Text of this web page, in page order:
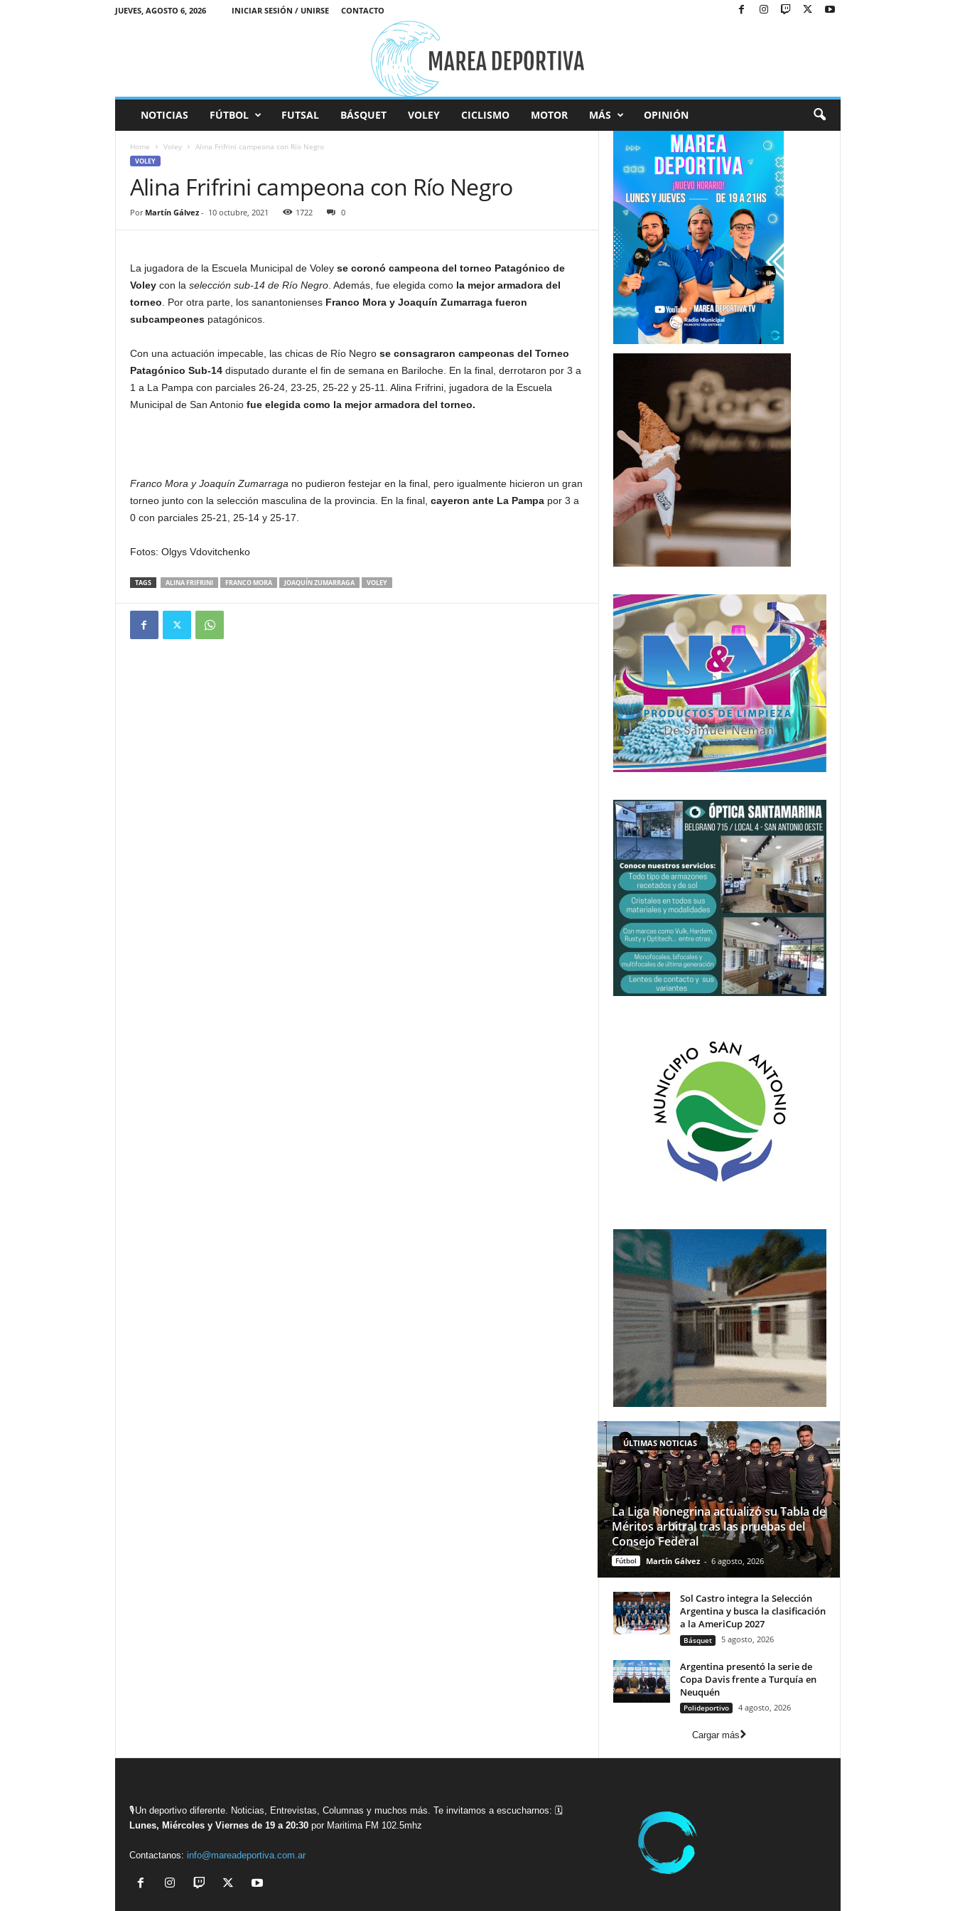
JUEVES, AGOSTO 6, 2026 INICIAR SESIÓN / UNIRSE CONTACTO
r
NOTICIAS FÚTBOL FUTSAL BÁSQUET VOLEY CICLISMO MOTOR MÁS OPINIÓN
Home Voley Alina Frifrini campeona con Río Negro
VOLEY
Alina Frifrini campeona con Río Negro
Por Martín Gálvez- 10 octubre, 2021 1722 0
La jugadora de la Escuela Municipal de Voley se coronó campeona del torneo Patagónico de
Voleycon la selección sub-14 de Río Negro. Además, fue elegida como la mejor armadora del
torneo . Por otra parte, los sanantonienses Franco Mora y Joaquín Zumarraga fueron
subcampeonespatagónicos.
Con una actuación impecable, las chicas de Río Negro se consagraron campeonas del Torneo
Patagónico Sub-14disputado durante el fin de semana en Bariloche. En la final, derrotaron por 3 a
1 a La Pampa con parciales 26-24, 23-25, 25-22 y 25-11. Alina Frifrini, jugadora de la Escuela
Municipal de San Antonio fue elegida como la mejor armadora del torneo.
Franco Mora y Joaquín Zumarraga no pudieron festejar en la final, pero igualmente hicieron un gran
torneo junto con la selección masculina de la provincia. En la final, cayeron ante La Pampapor 3 a
0 con parciales 25-21, 25-14 y 25-17.
Fotos: Olgys Vdovitchenko
TAGS ALINA FRIFRINI FRANCO MORA JOAQUÍN ZUMARRAGA VOLEY
ÚLTIMAS NOTICIAS
La Liga Rionegrina actualizó su Tabla de
Méritos arbitral tras las pruebas del
Consejo Federal
Fútbol Martín Gálvez - 6 agosto, 2026
Sol Castro integra la Selección
Argentina y busca la clasificación
a la AmeriCup 2027
Básquet 5 agosto, 2026
Argentina presentó la serie de
Copa Davis frente a Turquía en
Neuquén
Polideportivo 4 agosto, 2026
Cargar más
🎙Un deportivo diferente. Noticias, Entrevistas, Columnas y muchos más. Te invitamos a escucharnos: 🗓
Lunes, Miércoles y Viernes de 19 a 20:30por Maritima FM 102.5mhz
Contactanos: info@mareadeportiva.com.ar